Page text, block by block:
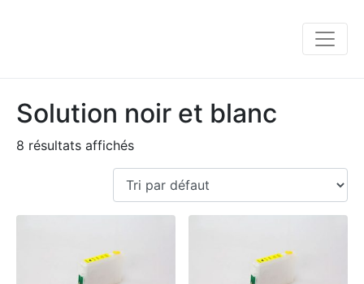
Solution noir et blanc
8 résultats affichés